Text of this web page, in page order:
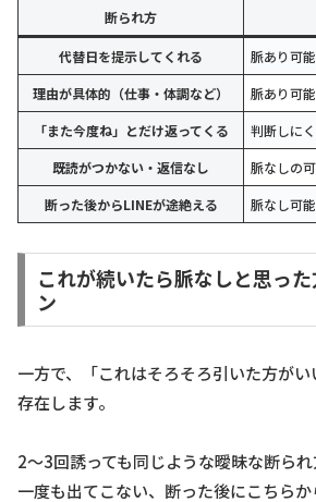
断られ方
代替日を提示してくれる
脈あり可
理由が具体的（仕事・体調など）
脈あり可
「また今度ね」とだけ返ってくる
判断しに
既読がつかない・返信なし
脈なしの
断った後からLINEが途絶える
脈なし可
これが続いたら脈なしと思っ
ン
一方で、「これはそろそろ引いた方が
存在します。
2〜3回誘っても同じような曖昧な断ら
一度も出てこない、断った後にこちら